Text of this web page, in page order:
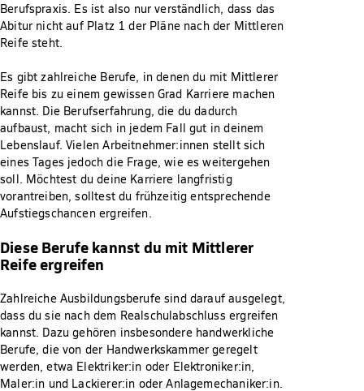
Berufspraxis. Es ist also nur verständlich, dass das
Abitur nicht auf Platz 1 der Pläne nach der Mittleren
Reife steht.
Es gibt zahlreiche Berufe, in denen du mit Mittlerer
Reife bis zu einem gewissen Grad Karriere machen
kannst. Die Berufserfahrung, die du dadurch
aufbaust, macht sich in jedem Fall gut in deinem
Lebenslauf. Vielen Arbeitnehmer:innen stellt sich
eines Tages jedoch die Frage, wie es weitergehen
soll. Möchtest du deine Karriere langfristig
vorantreiben, solltest du frühzeitig entsprechende
Aufstiegschancen ergreifen.
Diese Berufe kannst du mit Mittlerer
Reife ergreifen
Zahlreiche Ausbildungsberufe sind darauf ausgelegt,
dass du sie nach dem Realschulabschluss ergreifen
kannst. Dazu gehören insbesondere handwerkliche
Berufe, die von der Handwerkskammer geregelt
werden, etwa Elektriker:in oder Elektroniker:in,
Maler:in und Lackierer:in oder Anlagemechaniker:in.